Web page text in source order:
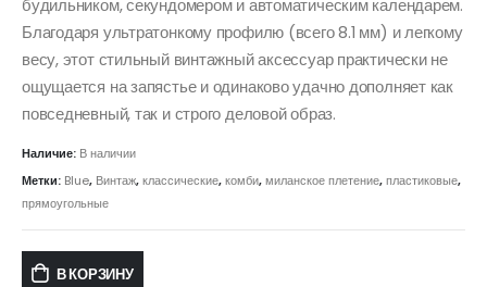
будильником, секундомером и автоматическим календарем.
Благодаря ультратонкому профилю (всего 8.1 мм) и легкому
весу, этот стильный винтажный аксессуар практически не
ощущается на запястье и одинаково удачно дополняет как
повседневный, так и строго деловой образ.
Наличие: В наличии
Метки: Blue, Винтаж,классические,комби,миланское плетение,пластиковые,
прямоугольные
В КОРЗИНУ